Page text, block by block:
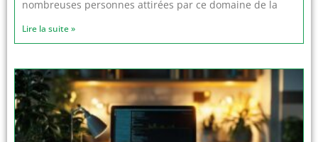
nombreuses personnes attirées par ce domaine de la
Lire la suite »